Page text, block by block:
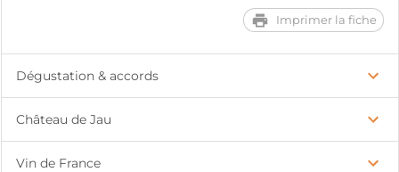
Imprimer la fiche
Dégustation & accords
Château de Jau
Vin de France